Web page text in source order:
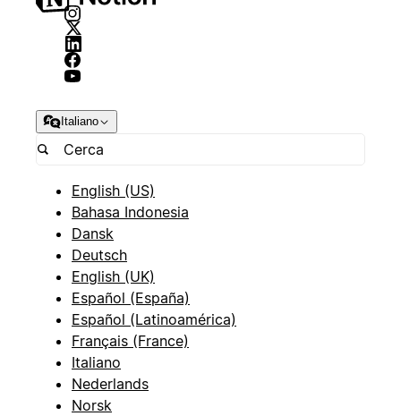
Italiano
English (US)
Bahasa Indonesia
Dansk
Deutsch
English (UK)
Español (España)
Español (Latinoamérica)
Français (France)
Italiano
Nederlands
Norsk